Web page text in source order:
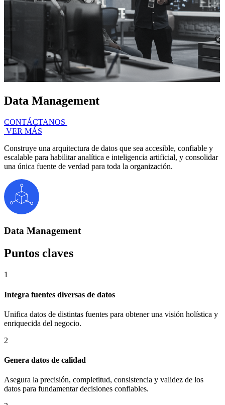
Data Management
CONTÁCTANOS
VER MÁS
Construye una arquitectura de datos que sea accesible, confiable y
escalable para habilitar analítica e inteligencia artificial, y consolidar
una única fuente de verdad para toda la organización.​
Data Management
Puntos claves
1
Integra fuentes diversas de datos
Unifica datos de distintas fuentes para obtener una visión holística y
enriquecida del negocio.​
2
Genera datos de calidad
Asegura la precisión, completitud, consistencia y validez de los
datos para fundamentar decisiones confiables.